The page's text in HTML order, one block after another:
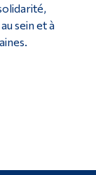
sein et à